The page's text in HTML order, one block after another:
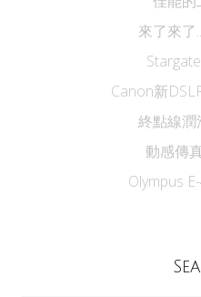
來了來了
Canon新
終點線潤
動感傳
Olympus